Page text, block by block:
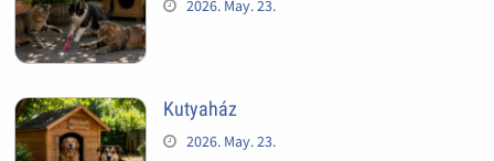
2026. May. 23.
Kutyaház
2026. May. 23.